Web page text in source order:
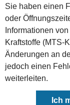
Sie haben einen
oder
Informationen
Kraftstoffe (MTS-
Änderungen an
jedoch einen
weiterleiten.
Ich